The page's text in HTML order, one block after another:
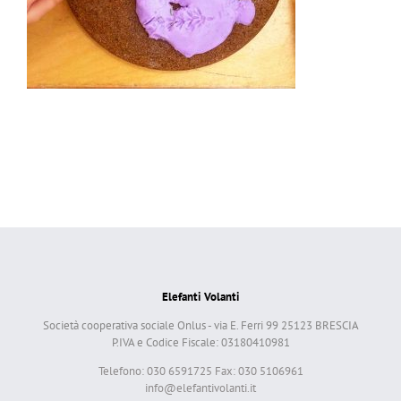
Elefanti Volanti
Società cooperativa sociale Onlus - via E. Ferri 99 25123 BRESCIA
P.IVA e Codice Fiscale: 03180410981
Telefono: 030 6591725 Fax: 030 5106961
info@elefantivolanti.it